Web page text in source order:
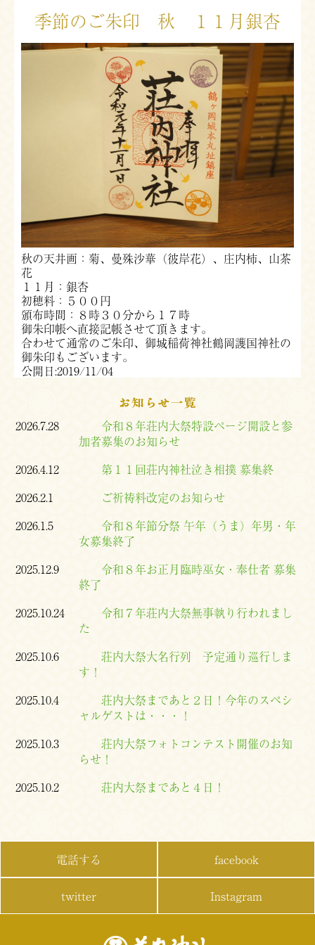
季節のご朱印 秋 １１月銀杏
秋の天井画：菊、曼殊沙華（彼岸花）、庄内柿、山茶
花
１１月：銀杏
初穂料：５００円
頒布時間：８時３０分から１７時
御朱印帳へ直接記帳させて頂きます。
合わせて通常のご朱印、御城稲荷神社鶴岡護国神社の
御朱印もございます。
公開日:2019/11/04
2026.7.28
令和８年荘内大祭特設ページ開設と参
加者募集のお知らせ
2026.4.12
第１１回荘内神社泣き相撲 募集終
2026.2.1
ご祈祷料改定のお知らせ
2026.1.5
令和８年節分祭 午年（うま）年男・年
女募集終了
2025.12.9
令和８年お正月臨時巫女・奉仕者 募集
終了
2025.10.24
令和７年荘内大祭無事執り行われまし
た
2025.10.6
荘内大祭大名行列 予定通り巡行しま
す！
2025.10.4
荘内大祭まであと２日！今年のスペシ
ャルゲストは・・・！
2025.10.3
荘内大祭フォトコンテスト開催のお知
らせ！
2025.10.2
荘内大祭まであと４日！
電話する facebook
twitter Instagram